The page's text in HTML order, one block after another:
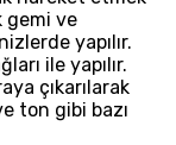
gemi ve
yapılır.
ile yapılır.
çıkarılarak
ton gibi bazı